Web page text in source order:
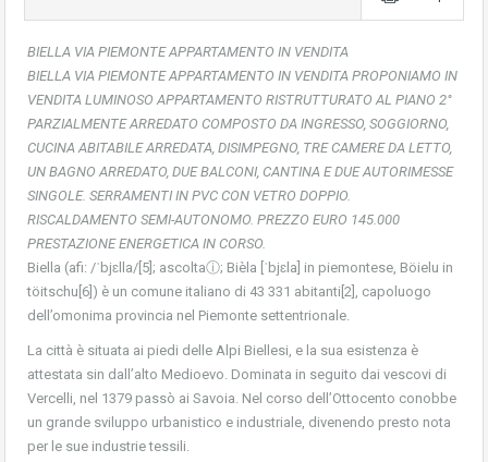
BIELLA VIA PIEMONTE APPARTAMENTO IN VENDITA
BIELLA VIA PIEMONTE APPARTAMENTO IN VENDITA PROPONIAMO IN
VENDITA LUMINOSO APPARTAMENTO RISTRUTTURATO AL PIANO 2°
PARZIALMENTE ARREDATO COMPOSTO DA INGRESSO, SOGGIORNO,
CUCINA ABITABILE ARREDATA, DISIMPEGNO, TRE CAMERE DA LETTO,
UN BAGNO ARREDATO, DUE BALCONI, CANTINA E DUE AUTORIMESSE
SINGOLE. SERRAMENTI IN PVC CON VETRO DOPPIO.
RISCALDAMENTO SEMI-AUTONOMO. PREZZO EURO 145.000
PRESTAZIONE ENERGETICA IN CORSO.
Biella (afi: /ˈbjɛlla/[5]; ascoltaⓘ; Bièla [ˈbjɛla] in piemontese, Böielu in
töitschu[6]) è un comune italiano di 43 331 abitanti[2], capoluogo
dell’omonima provincia nel Piemonte settentrionale.
La città è situata ai piedi delle Alpi Biellesi, e la sua esistenza è
attestata sin dall’alto Medioevo. Dominata in seguito dai vescovi di
Vercelli, nel 1379 passò ai Savoia. Nel corso dell’Ottocento conobbe
un grande sviluppo urbanistico e industriale, divenendo presto nota
per le sue industrie tessili.